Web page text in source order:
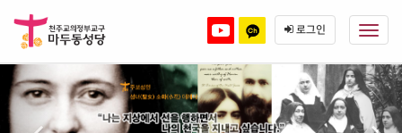
문
바
로
하
기
로그인
이
전
1